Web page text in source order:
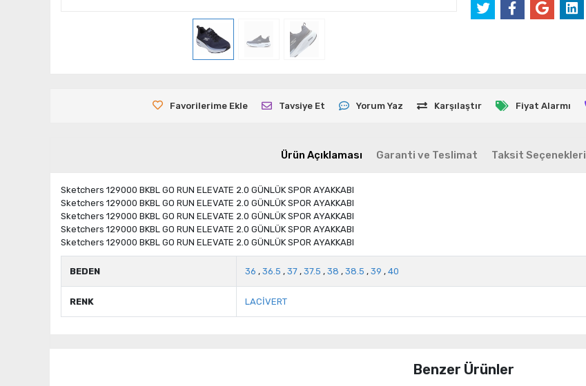
Favorilerime Ekle Tavsiye Et Yorum Yaz Karşılaştır Fiyat Alarmı
Ürün Açıklaması Garanti ve Teslimat Taksit Seçenekleri
Sketchers 129000 BKBL GO RUN ELEVATE 2.0 GÜNLÜK SPOR AYAKKABI
Sketchers 129000 BKBL GO RUN ELEVATE 2.0 GÜNLÜK SPOR AYAKKABI
Sketchers 129000 BKBL GO RUN ELEVATE 2.0 GÜNLÜK SPOR AYAKKABI
Sketchers 129000 BKBL GO RUN ELEVATE 2.0 GÜNLÜK SPOR AYAKKABI
Sketchers 129000 BKBL GO RUN ELEVATE 2.0 GÜNLÜK SPOR AYAKKABI
BEDEN 36 , 36.5 , 37 , 37.5 , 38 , 38.5 , 39 , 40
RENK LACİVERT
Benzer Ürünler